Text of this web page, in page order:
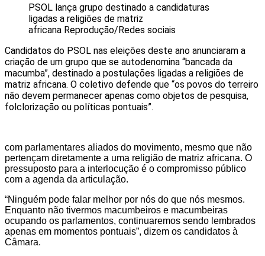
PSOL lança grupo destinado a candidaturas
ligadas a religiões de matriz
africana Reprodução/Redes sociais
Candidatos do PSOL nas eleições deste ano anunciaram a
criação de um grupo que se autodenomina “bancada da
macumba”, destinado a postulações ligadas a religiões de
matriz africana. O coletivo defende que “os povos do terreiro
não devem permanecer apenas como objetos de pesquisa,
folclorização ou políticas pontuais”.
com parlamentares aliados do movimento, mesmo que não
pertençam diretamente a uma religião de matriz africana. O
pressuposto para a interlocução é o compromisso público
com a agenda da articulação.
“Ninguém pode falar melhor por nós do que nós mesmos.
Enquanto não tivermos macumbeiros e macumbeiras
ocupando os parlamentos, continuaremos sendo lembrados
apenas em momentos pontuais”, dizem os candidatos à
Câmara.